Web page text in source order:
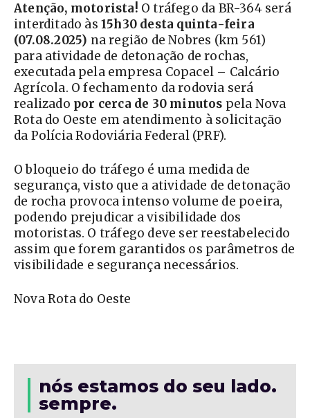
Atenção, motorista! O tráfego da BR-364 será
interditado às 15h30 desta quinta-feira
(07.08.2025) na região de Nobres (km 561)
para atividade de detonação de rochas,
executada pela empresa Copacel – Calcário
Agrícola. O fechamento da rodovia será
realizado por cerca de 30 minutos pela Nova
Rota do Oeste em atendimento à solicitação
da Polícia Rodoviária Federal (PRF).
O bloqueio do tráfego é uma medida de
segurança, visto que a atividade de detonação
de rocha provoca intenso volume de poeira,
podendo prejudicar a visibilidade dos
motoristas. O tráfego deve ser reestabelecido
assim que forem garantidos os parâmetros de
visibilidade e segurança necessários.
Nova Rota do Oeste
nós estamos do seu lado.
sempre.